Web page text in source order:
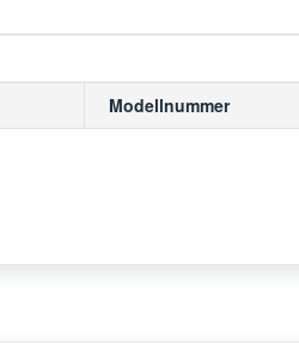
Modellnummer